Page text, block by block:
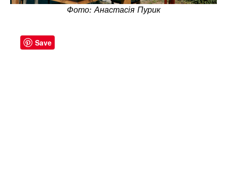
Фото: Анастасія Пурик
Save